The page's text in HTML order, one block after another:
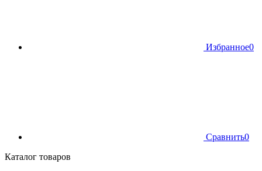
Избранное0
Сравнить0
Каталог товаров